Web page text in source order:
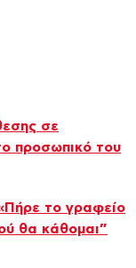
σε
προσωπικό του
το γραφείο
θα κάθομαι”